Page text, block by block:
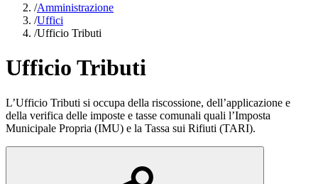
/Amministrazione
/Uffici
/Ufficio Tributi
Ufficio Tributi
L’Ufficio Tributi si occupa della riscossione, dell’applicazione e
della verifica delle imposte e tasse comunali quali l’Imposta
Municipale Propria (IMU) e la Tassa sui Rifiuti (TARI).